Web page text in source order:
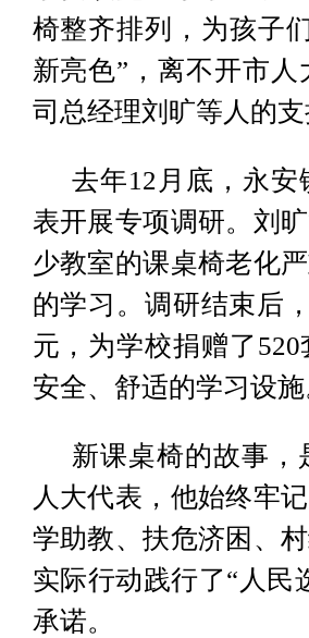
椅整齐排列，为孩子
新亮色”，离不开市
司总经理刘旷等人的
去年12月底，永
表开展专项调研。刘
少教室的课桌椅老化
的学习。调研结束后
元，为学校捐赠了
安全、舒适的学习设
新课桌椅的故事
人大代表，他始终牢
学助教、扶危济困、
实际行动践行了“人民
承诺。